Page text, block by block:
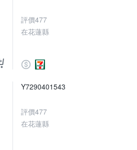
評價477
在花蓮縣
Y7290401543
評價477
在花蓮縣